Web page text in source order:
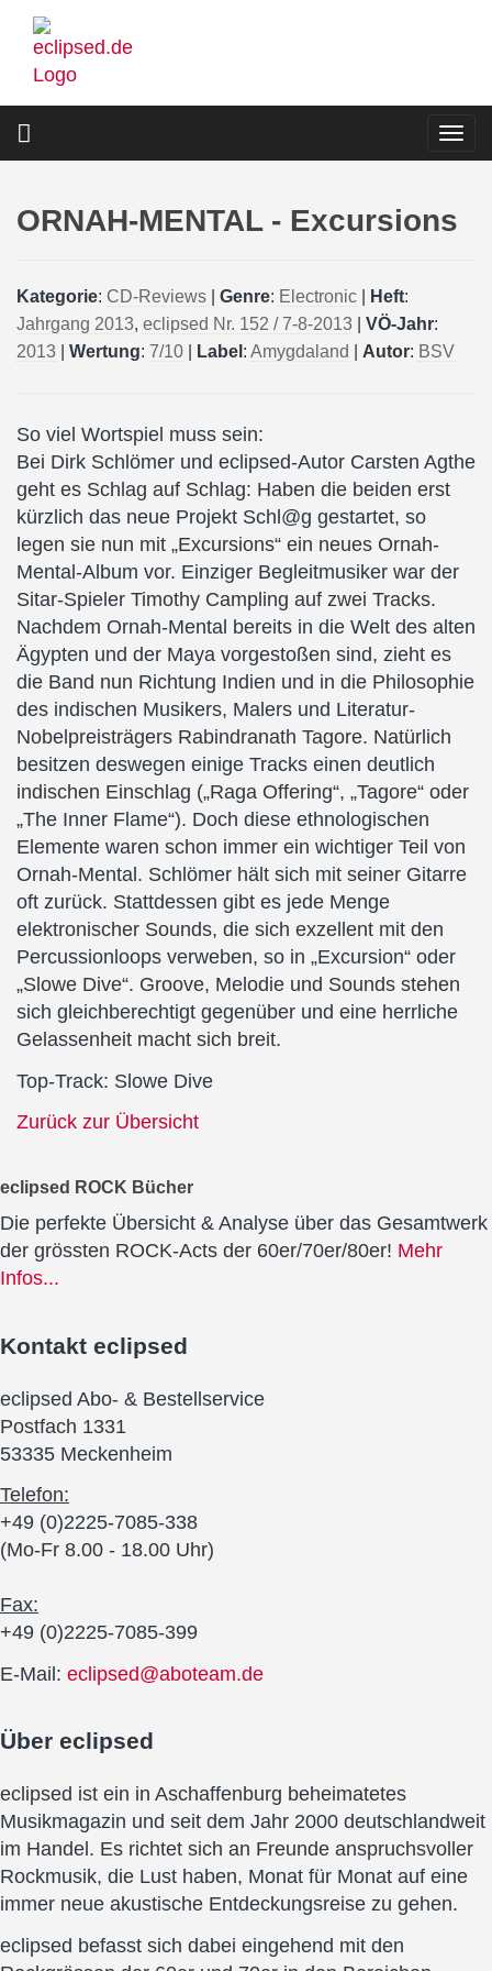
Direkt
zum
Inhalt
ORNAH-MENTAL - Excursions
Kategorie: CD-Reviews Genre: Electronic Heft:
Jahrgang 2013, eclipsed Nr. 152 / 7-8-2013 VÖ-Jahr:
2013
Wertung: 7/10 Label : Amygdaland Autor: BSV
So viel Wortspiel muss sein:
Bei Dirk Schlömer und eclipsed-Autor Carsten Agthe
geht es Schlag auf Schlag: Haben die beiden erst
kürzlich das neue Projekt Schl@g gestartet, so
legen sie nun mit „Excursions“ ein neues Ornah-
Mental-Album vor. Einziger Begleitmusiker war der
Sitar-Spieler Timothy Campling auf zwei Tracks.
Nachdem Ornah-Mental bereits in die Welt des alten
Ägypten und der Maya vorgestoßen sind, zieht es
die Band nun Richtung Indien und in die Philosophie
des indischen Musikers, Malers und Literatur-
Nobelpreisträgers Rabindranath Tagore. Natürlich
besitzen deswegen einige Tracks einen deutlich
indischen Einschlag („Raga Offering“, „Tagore“ oder
„The Inner Flame“). Doch diese ethnologischen
Elemente waren schon immer ein wichtiger Teil von
Ornah-Mental. Schlömer hält sich mit seiner Gitarre
oft zurück. Stattdessen gibt es jede Menge
elektronischer Sounds, die sich exzellent mit den
Percussionloops verweben, so in „Excursion“ oder
„Slowe Dive“. Groove, Melodie und Sounds stehen
sich gleichberechtigt gegenüber und eine herrliche
Gelassenheit macht sich breit.
Top-Track: Slowe Dive
Zurück zur Übersicht
eclipsed ROCK Bücher
Die perfekte Übersicht & Analyse über das Gesamtwerk
der grössten ROCK-Acts der 60er/70er/80er! Mehr
Infos...
Kontakt eclipsed
eclipsed Abo- & Bestellservice
Postfach 1331
53335 Meckenheim
Telefon:
+49 (0)2225-7085-338
(Mo-Fr 8.00 - 18.00 Uhr)
Fax:
+49 (0)2225-7085-399
E-Mail: eclipsed@aboteam.de
Über eclipsed
eclipsed ist ein in Aschaffenburg beheimatetes
Musikmagazin und seit dem Jahr 2000 deutschlandweit
im Handel. Es richtet sich an Freunde anspruchsvoller
Rockmusik, die Lust haben, Monat für Monat auf eine
immer neue akustische Entdeckungsreise zu gehen.
eclipsed befasst sich dabei eingehend mit den